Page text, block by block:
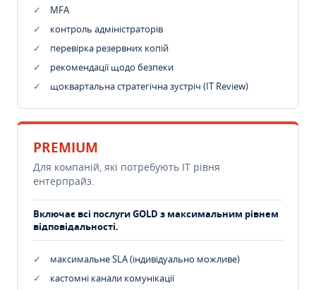
MFA
контроль адміністраторів
перевірка резервних копій
рекомендації щодо безпеки
щоквартальна стратегічна зустріч (IT Review)
PREMIUM
Для компаній, які потребують ІТ рівня
ентерпрайз.
Включає всі послуги GOLD з максимальним рівнем
відповідальності.
максимальне SLA (індивідуально можливе)
кастомні канали комунікації